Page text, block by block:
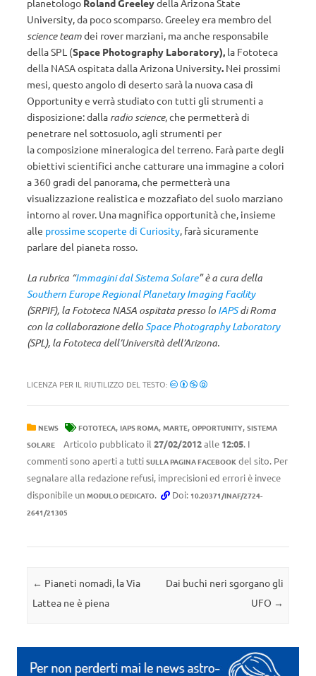
planetologo Roland Greeleydella Arizona State
University, da poco scomparso. Greeley era membro del
science teamdei rover marziani, ma anche responsabile
della SPL (Space Photography Laboratory), la Fototeca
della NASA ospitata dalla Arizona University. Nei prossimi
mesi, questo angolo di deserto sarà la nuova casa di
Opportunity e verrà studiato con tutti gli strumenti a
disposizione: dalla radio science, che permetterà di
penetrare nel sottosuolo, agli strumenti per
la composizione mineralogica del terreno. Farà parte degli
obiettivi scientifici anche catturare una immagine a colori
a 360 gradi del panorama, che permetterà una
visualizzazione realistica e mozzafiato del suolo marziano
intorno al rover. Una magnifica opportunità che, insieme
alle prossime scoperte di Curiosity, farà sicuramente
parlare del pianeta rosso.
La rubrica “Immagini dal Sistema Solare”è a cura della
Southern Europe Regional Planetary Imaging Facility
(SRPIF), la Fototeca NASA ospitata presso lo IAPSdi Roma
con la collaborazione delloSpace Photography Laboratory
(SPL), la Fototeca dell’Università dell’Arizona.
LICENZA PER IL RIUTILIZZO DEL TESTO:
NEWS FOTOTECA, IAPS ROMA, MARTE, OPPORTUNITY, SISTEMA
SOLARE
Articolo pubblicato il 27/02/2012alle 12:05. I
commenti sono aperti a tutti SULLA PAGINA FACEBOOK del sito. Per
segnalare alla redazione refusi, imprecisioni ed errori è invece
disponibile un MODULO DEDICATO. Doi: 10.20371/INAF/2724-
2641/21305
Navigazione articolo
← Pianeti nomadi, la Via
Lattea ne è piena
Dai buchi neri sgorgano gli
UFO →